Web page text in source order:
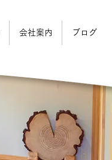
会社案内 ブログ